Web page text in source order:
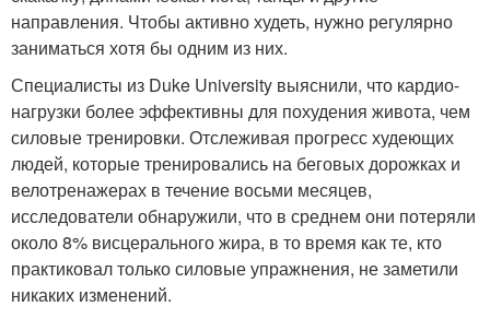
направления. Чтобы активно худеть, нужно регулярно
заниматься хотя бы одним из них.
Специалисты из Duke University выяснили, что кардио-
нагрузки более эффективны для похудения живота, чем
силовые тренировки. Отслеживая прогресс худеющих
людей, которые тренировались на беговых дорожках и
велотренажерах в течение восьми месяцев,
исследователи обнаружили, что в среднем они потеряли
около 8% висцерального жира, в то время как те, кто
практиковал только силовые упражнения, не заметили
никаких изменений.